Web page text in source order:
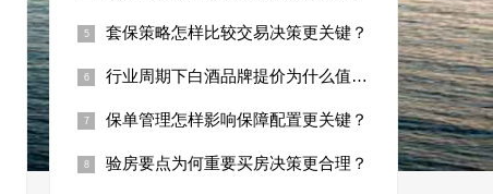
套保策略怎样比较交易决策更关键？
行业周期下白酒品牌提价为什么值得看？
保单管理怎样影响保障配置更关键？
验房要点为何重要买房决策更合理？